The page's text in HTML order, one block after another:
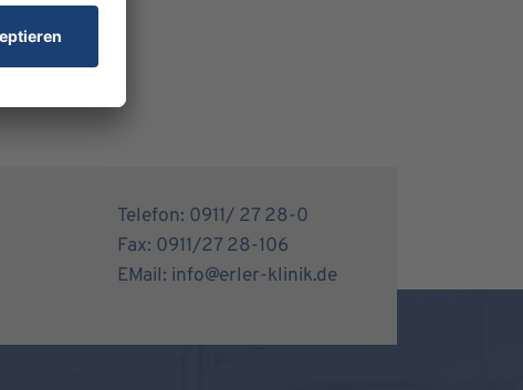
Telefon: 0911/ 27 28-0
Fax: 0911/27 28-106
EMail: info@erler-klinik.de